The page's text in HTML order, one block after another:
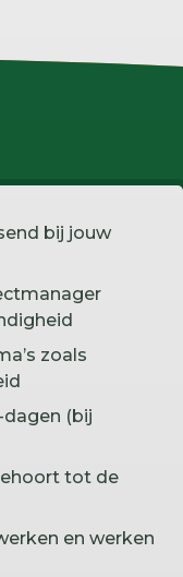
bij jouw
zoals
dagen (bij
tot de
en werken